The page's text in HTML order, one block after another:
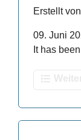
Erstellt
09. Juni
It has